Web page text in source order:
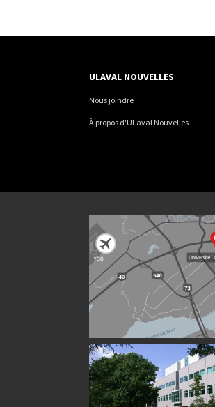
ULAVAL NOUVELLES
Nous joindre
À propos d'ULaval Nouvelles